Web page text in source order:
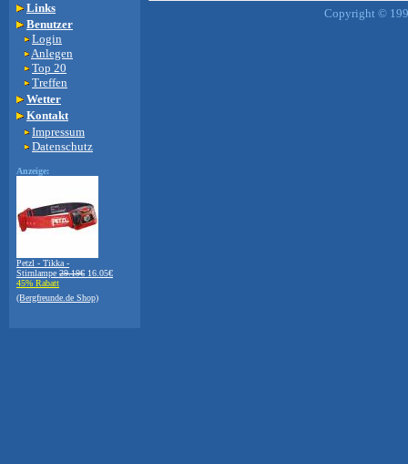
Links
Benutzer
Login
Anlegen
Top 20
Treffen
Wetter
Kontakt
Impressum
Datenschutz
Anzeige:
Petzl - Tikka -
Stirnlampe 29.19€ 16.05€
45% Rabatt
(Bergfreunde.de Shop)
Copyright ©